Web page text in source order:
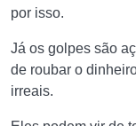
por isso.
Já os golpes são
de roubar o
irreais.